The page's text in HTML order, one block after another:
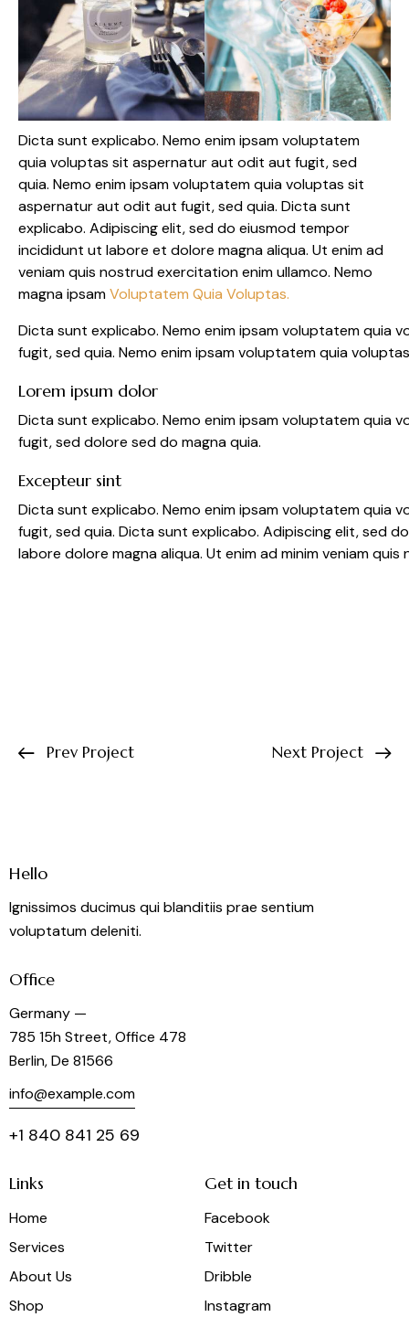
Dicta sunt explicabo. Nemo enim ipsam voluptatem
quia voluptas sit aspernatur aut odit aut fugit, sed
quia. Nemo enim ipsam voluptatem quia voluptas sit
aspernatur aut odit aut fugit, sed quia. Dicta sunt
explicabo. Adipiscing elit, sed do eiusmod tempor
incididunt ut labore et dolore magna aliqua. Ut enim ad
veniam quis nostrud exercitation enim ullamco. Nemo
magna ipsamVoluptatem Quia Voluptas.
Dicta sunt explicabo. Nemo enim ipsam voluptatem quia
fugit, sed quia. Nemo enim ipsam voluptatem quia
Lorem ipsum dolor
Dicta sunt explicabo. Nemo enim ipsam voluptatem quia
fugit, sed dolore sed do magna quia.
Excepteur sint
Dicta sunt explicabo. Nemo enim ipsam voluptatem quia
fugit, sed quia. Dicta sunt explicabo. Adipiscing elit, sed
labore dolore magna aliqua. Ut enim ad minim veniam quis
Prev Project Next Project
Hello
Ignissimos ducimus qui blanditiis prae sentium
voluptatum deleniti.
Office
Germany —
785 15h Street, Office 478
Berlin, De 81566
info@example.com
+1 840 841 25 69
Links
Home
Services
About Us
Shop
Get in touch
Facebook
Twitter
Dribble
Instagram